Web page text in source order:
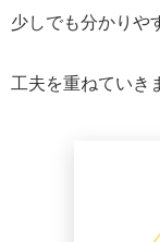
少しでも分かりや
工夫を重ねていき